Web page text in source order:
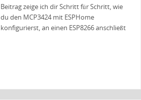
Beitrag zeige ich dir Schritt für Schritt, wie
du den MCP3424 mit ESPHome
konfigurierst, an einen ESP8266 anschließt